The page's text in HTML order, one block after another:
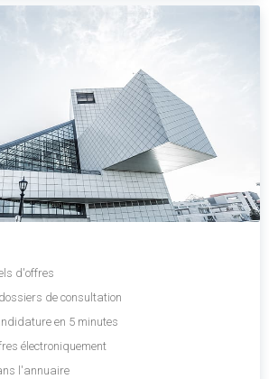
d'offres
de consultation
en 5 minutes
électroniquement
l'annuaire